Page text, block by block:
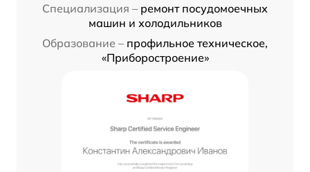
Специализация – ремонт посудомоечных
машин и холодильников
Образование – профильное техническое,
«Приборостроение»